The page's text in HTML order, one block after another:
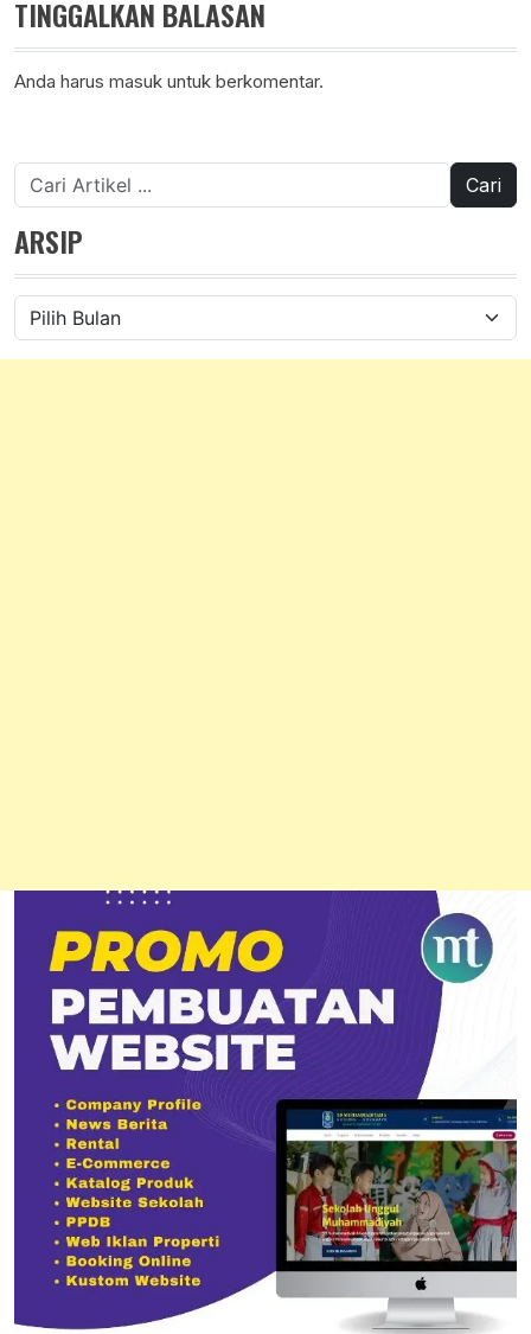
TINGGALKAN BALASAN
Anda harus masuk untuk berkomentar.
Cari
untuk:
ARSIP
Arsip